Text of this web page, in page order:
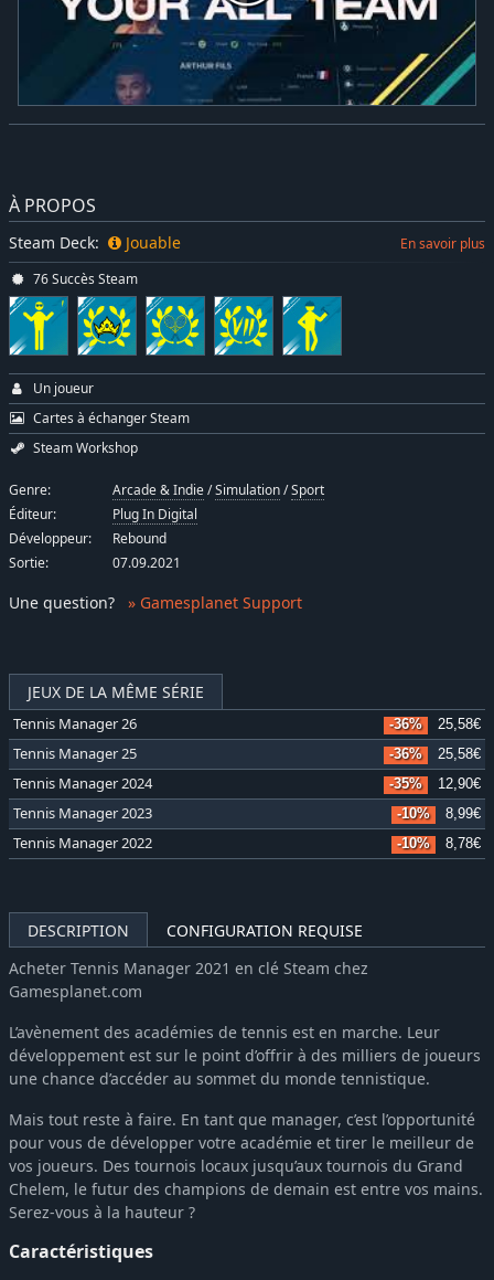
JEUX DE LA MÊME SÉRIE
Tennis Manager 26 -36% 25,58€
Tennis Manager 25 -36% 25,58€
Tennis Manager 2024 -35% 12,90€
Tennis Manager 2023 -10% 8,99€
Tennis Manager 2022 -10% 8,78€
DESCRIPTION
CONFIGURATION REQUISE
Acheter Tennis Manager 2021 en clé Steam chez
Gamesplanet.com
L’avènement des académies de tennis est en marche. Leur
développement est sur le point d’offrir à des milliers de joueurs
une chance d’accéder au sommet du monde tennistique.
Mais tout reste à faire. En tant que manager, c’est l’opportunité
pour vous de développer votre académie et tirer le meilleur de
vos joueurs. Des tournois locaux jusqu’aux tournois du Grand
Chelem, le futur des champions de demain est entre vos mains.
Serez-vous à la hauteur ?
Caractéristiques
À PROPOS
Steam Deck: Jouable En savoir plus
76 Succès Steam
Un joueur
Cartes à échanger Steam
Steam Workshop
Genre: Arcade & Indie/Simulation/Sport
Éditeur:
Plug In Digital
Développeur:
Rebound
Sortie:
07.09.2021
Une question? » Gamesplanet Support